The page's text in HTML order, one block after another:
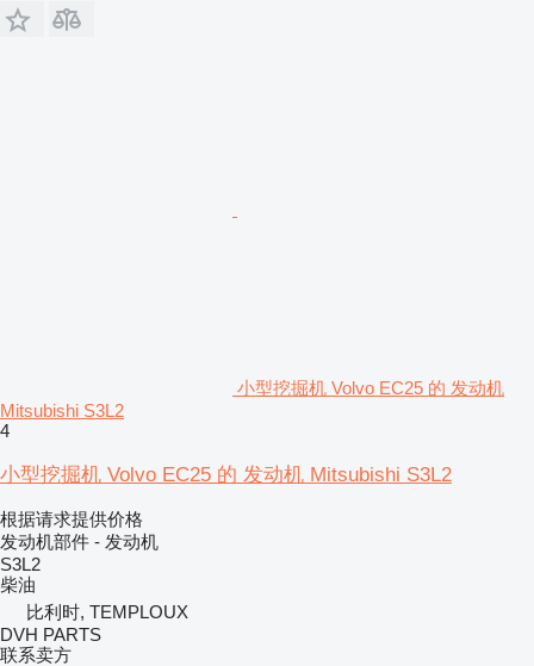
小型挖掘机 Volvo EC25 的 发动机
Mitsubishi S3L2
4
小型挖掘机 Volvo EC25 的 发动机 Mitsubishi S3L2
根据请求提供价格
发动机部件 - 发动机
S3L2
柴油
比利时, TEMPLOUX
DVH PARTS
联系卖方